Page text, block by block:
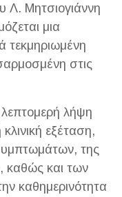
Λ. Μητσιογιάννη
μια
τεκμηριωμένη
στις
λεπτομερή λήψη
κλινική εξέταση,
της
καθώς και των
καθημερινότητα